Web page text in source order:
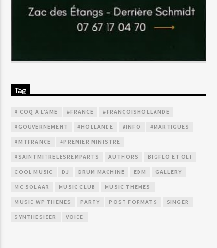
Tag
# COQ À L'ÂME #FRANCE #FRANÇOISHOLLANDE
#GOUVERNEMENT #HOLLANDE #INFO #MARTIGUES
#MTFRANCE #PREMIER MINISTRE
#SAINTMITRELESREMPARTS AUTHORS BIGFLO ET OLI
COOL MUSIC DJ DRUM MACHINE EDM GALLERY
MC SOLAAR MUSIC CLUB MUSIC THEMES
MUSIC WP THEMES PARTY POST FORMATS SINGER
SYNTHESIZER VOICE